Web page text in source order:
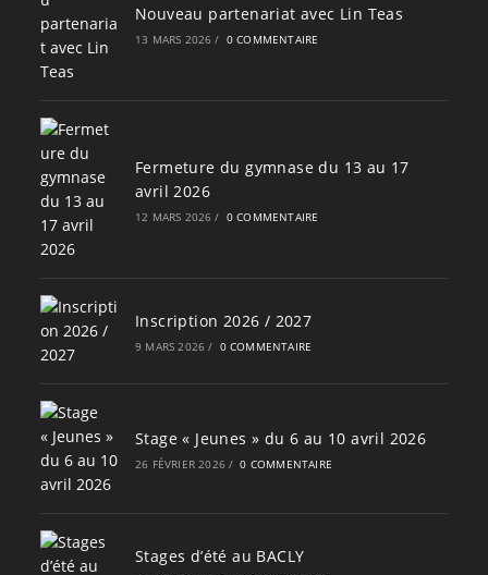
Nouveau partenariat avec Lin Teas
13 MARS 2026 / 0 COMMENTAIRE
Fermeture du gymnase du 13 au 17
avril 2026
12 MARS 2026 / 0 COMMENTAIRE
Inscription 2026 / 2027
9 MARS 2026 / 0 COMMENTAIRE
Stage « Jeunes » du 6 au 10 avril 2026
26 FÉVRIER 2026 / 0 COMMENTAIRE
Stages d’été au BACLY